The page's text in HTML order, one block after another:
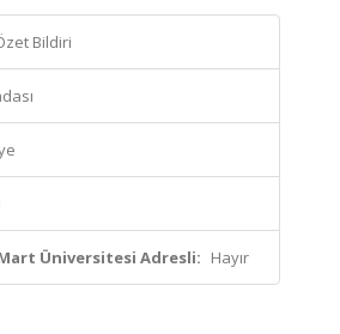
Bildiri
Üniversitesi Adresli: Hayır